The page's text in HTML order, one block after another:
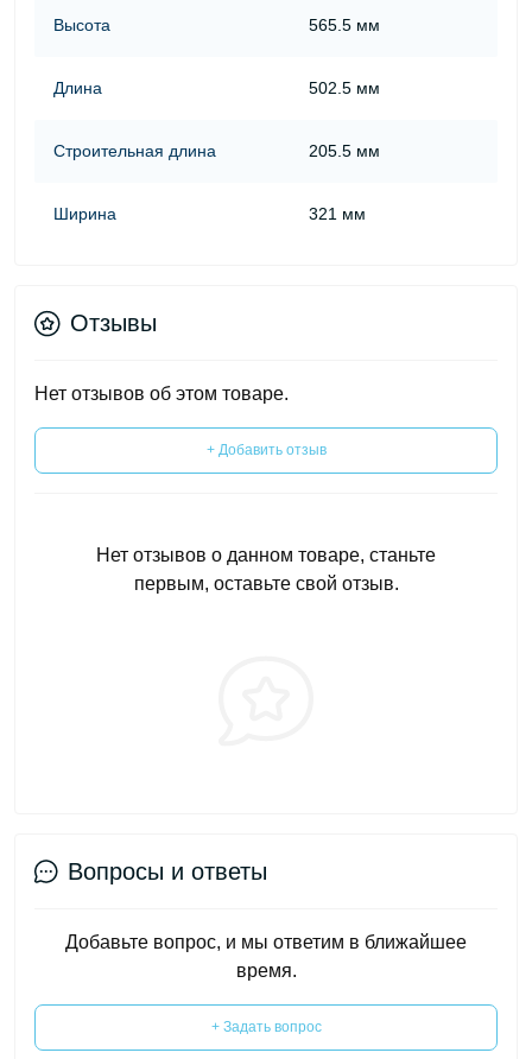
Высота 565.5 мм
Длина 502.5 мм
Строительная длина 205.5 мм
Ширина 321 мм
Отзывы
Нет отзывов об этом товаре.
+ Добавить отзыв
Нет отзывов о данном товаре, станьте
первым, оставьте свой отзыв.
Вопросы и ответы
Добавьте вопрос, и мы ответим в ближайшее
время.
+ Задать вопрос